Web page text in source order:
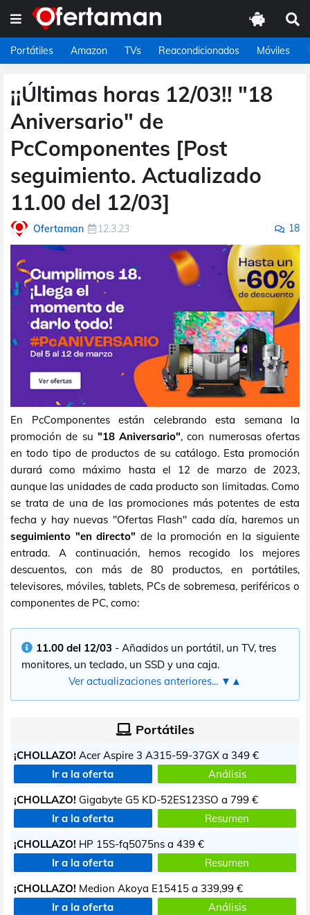
Portátiles Amazon TVs Reacondicionados Móviles
¡¡Últimas horas 12/03!! "18
Aniversario" de
PcComponentes [Post
seguimiento. Actualizado
11.00 del 12/03]
Ofertaman 12.3.23 18
En PcComponentes están celebrando esta semana la
promoción de su "18 Aniversario", con numerosas ofertas
en todo tipo de productos de su catálogo. Esta promoción
durará como máximo hasta el 12 de marzo de 2023,
aunque las unidades de cada producto son limitadas. Como
se trata de una de las promociones más potentes de esta
fecha y hay nuevas "Ofertas Flash" cada día, haremos un
seguimiento "en directo" de la promoción en la siguiente
entrada. A continuación, hemos recogido los mejores
descuentos, con más de 80 productos, en portátiles,
televisores, móviles, tablets, PCs de sobremesa, periféricos o
componentes de PC, como:
11.00 del 12/03 - Añadidos un portátil, un TV, tres
monitores, un teclado, un SSD y una caja.
Ver actualizaciones anteriores... ▼▲
Portátiles
¡CHOLLAZO! Acer Aspire 3 A315-59-37GX a 349 €
Ir a la oferta
Análisis
¡CHOLLAZO! Gigabyte G5 KD-52ES123SO a 799 €
Ir a la oferta
Resumen
¡CHOLLAZO! HP 15S-fq5075ns a 439 €
Ir a la oferta
Resumen
¡CHOLLAZO! Medion Akoya E15415 a 339,99 €
Ir a la oferta
Análisis